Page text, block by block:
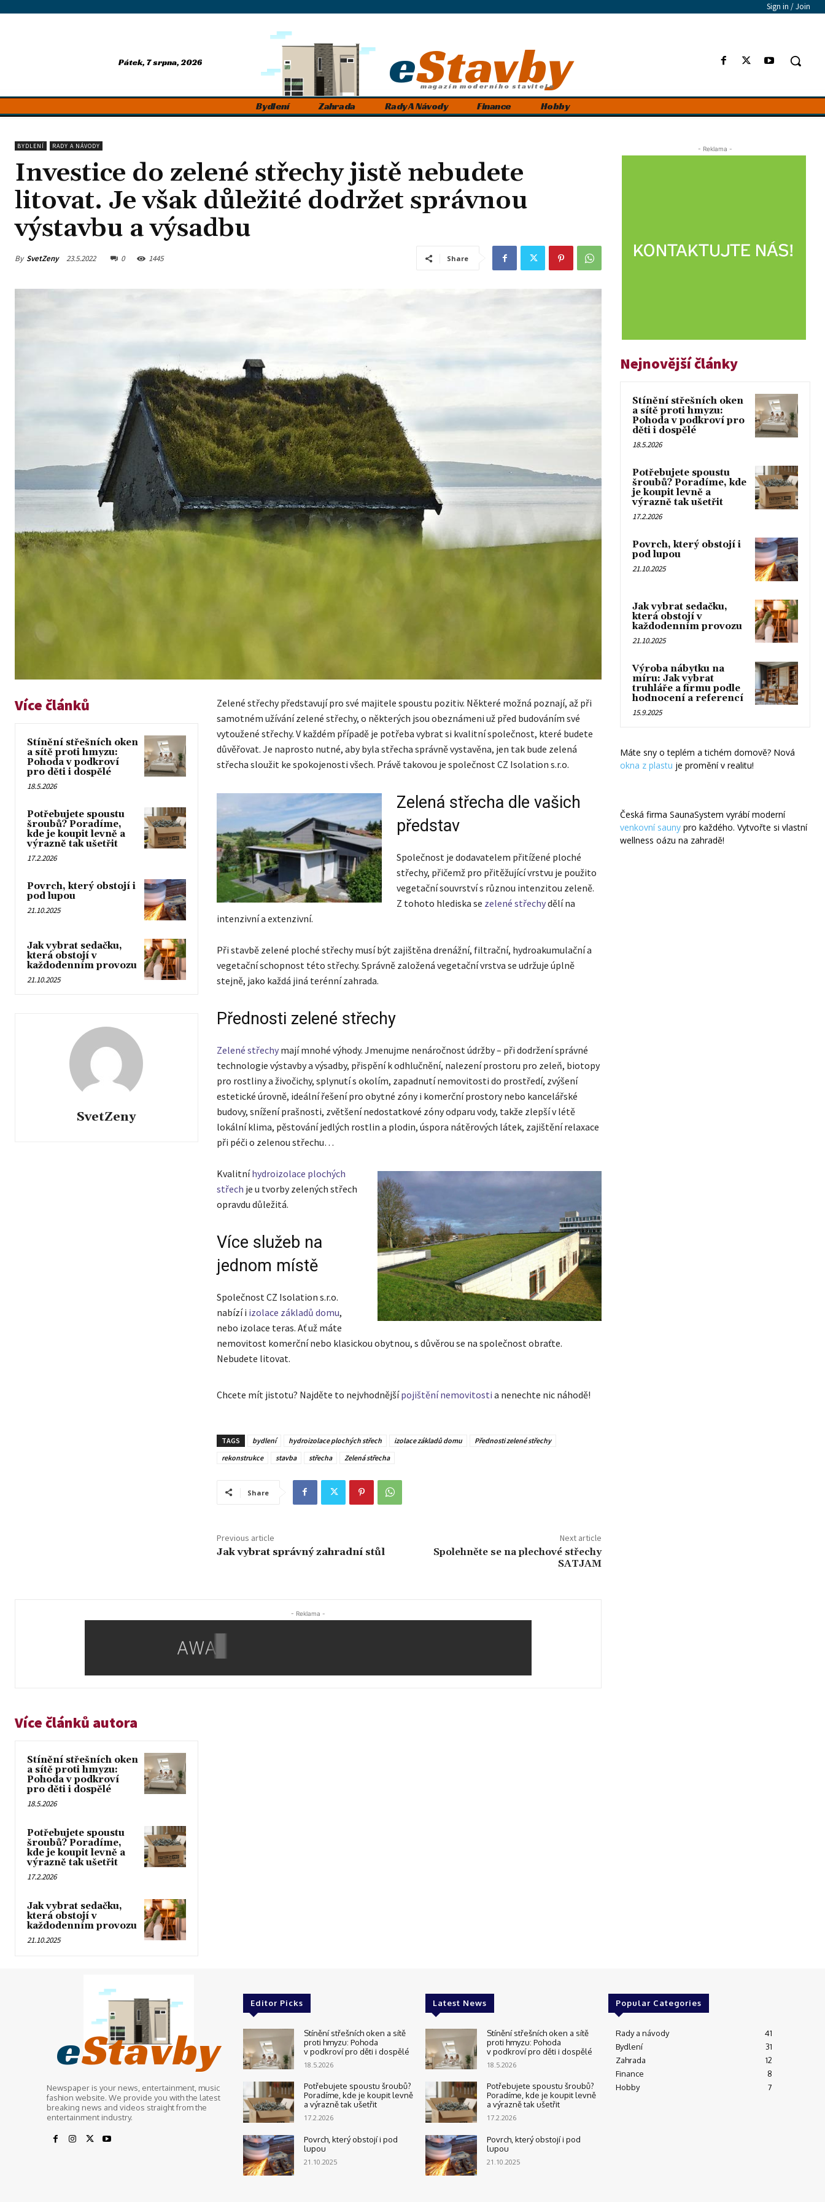
Sign in / Join
Pátek, 7 srpna, 2026 eStavby
magazín moderního stavitele
Bydlení Zahrada Rady A Návody Finance Hobby
BYDLENÍ RADY A NÁVODY
Investice do zelené střechy jistě nebudete
litovat. Je však důležité dodržet správnou
výstavbu a výsadbu
By SvetZeny 23.5.2022 0 1445 Share
Více článků
Stínění střešních oken
a sítě proti hmyzu:
Pohoda v podkroví
pro děti i dospělé
18.5.2026
Potřebujete spoustu
šroubů? Poradíme,
kde je koupit levně a
výrazně tak ušetřit
17.2.2026
Povrch, který obstojí i
pod lupou
21.10.2025
Jak vybrat sedačku,
která obstojí v
každodenním provozu
21.10.2025
SvetZeny
Zelené střechy představují pro své majitele spoustu pozitiv. Některé možná poznají, až při
samotném užívání zelené střechy, o některých jsou obeznámeni už před budováním své
vytoužené střechy. V každém případě je potřeba vybrat si kvalitní společnost, které budete
důvěřovat. Je naprosto nutné, aby byla střecha správně vystavěna, jen tak bude zelená
střecha sloužit ke spokojenosti všech. Právě takovou je společnost CZ Isolation s.r.o.
Zelená střecha dle vašich
představ
Společnost je dodavatelem přitížené ploché
střechy, přičemž pro přitěžující vrstvu je použito
vegetační souvrství s různou intenzitou zeleně.
Z tohoto hlediska se zelené střechydělí na
intenzivní a extenzivní.
Při stavbě zelené ploché střechy musí být zajištěna drenážní, filtrační, hydroakumulační a
vegetační schopnost této střechy. Správně založená vegetační vrstva se udržuje úplně
stejně, jako každá jiná terénní zahrada.
Přednosti zelené střechy
Zelené střechymají mnohé výhody. Jmenujme nenáročnost údržby – při dodržení správné
technologie výstavby a výsadby, přispění k odhlučnění, nalezení prostoru pro zeleň, biotopy
pro rostliny a živočichy, splynutí s okolím, zapadnutí nemovitosti do prostředí, zvýšení
estetické úrovně, ideální řešení pro obytné zóny i komerční prostory nebo kancelářské
budovy, snížení prašnosti, zvětšení nedostatkové zóny odparu vody, takže zlepší v létě
lokální klima, pěstování jedlých rostlin a plodin, úspora nátěrových látek, zajištění relaxace
při péči o zelenou střechu…
Kvalitníhydroizolace plochých
střech je u tvorby zelených střech
opravdu důležitá.
Více služeb na
jednom místě
Společnost CZ Isolation s.r.o.
nabízí i izolace základů domu,
nebo izolace teras. Ať už máte
nemovitost komerční nebo klasickou obytnou, s důvěrou se na společnost obraťte.
Nebudete litovat.
Chcete mít jistotu? Najděte to nejvhodnějšípojištění nemovitosti a nenechte nic náhodě!
TAGS bydlení hydroizolace plochých střech izolace základů domu
Přednosti zelené střechy
rekonstrukce
stavba střecha Zelená střecha
Share
Previous article
Jak vybrat správný zahradní stůl
Next article
Spolehněte se na plechové střechy
SATJAM
- Reklama -
Více článků autora
Stínění střešních oken
a sítě proti hmyzu:
Pohoda v podkroví
pro děti i dospělé
18.5.2026
Potřebujete spoustu
šroubů? Poradíme,
kde je koupit levně a
výrazně tak ušetřit
17.2.2026
Jak vybrat sedačku,
která obstojí v
každodenním provozu
21.10.2025
- Reklama -
Nejnovější články
Stínění střešních oken
a sítě proti hmyzu:
Pohoda v podkroví pro
děti i dospělé
18.5.2026
Potřebujete spoustu
šroubů? Poradíme, kde
je koupit levně a
výrazně tak ušetřit
17.2.2026
Povrch, který obstojí i
pod lupou
21.10.2025
Jak vybrat sedačku,
která obstojí v
každodenním provozu
21.10.2025
Výroba nábytku na
míru: Jak vybrat
truhláře a firmu podle
hodnocení a referencí
15.9.2025
Máte sny o teplém a tichém domově? Nová
okna z plastu je promění v realitu!
Česká firma SaunaSystem vyrábí moderní
venkovní sauny pro každého. Vytvořte si vlastní
wellness oázu na zahradě!
eStavby
Newspaper is your news, entertainment, music
fashion website. We provide you with the latest
breaking news and videos straight from the
entertainment industry.
Editor Picks
Stínění střešních oken a sítě
proti hmyzu: Pohoda
v podkroví pro děti i dospělé
18.5.2026
Potřebujete spoustu šroubů?
Poradíme, kde je koupit levně
a výrazně tak ušetřit
17.2.2026
Povrch, který obstojí i pod
lupou
21.10.2025
Latest News
Stínění střešních oken a sítě
proti hmyzu: Pohoda
v podkroví pro děti i dospělé
18.5.2026
Potřebujete spoustu šroubů?
Poradíme, kde je koupit levně
a výrazně tak ušetřit
17.2.2026
Povrch, který obstojí i pod
lupou
21.10.2025
Popular Categories
Rady a návody
41
Bydlení
31
Zahrada
12
Finance
8
Hobby
7